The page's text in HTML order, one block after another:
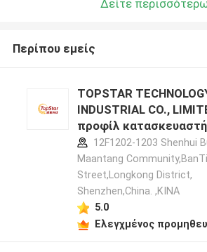
Δείτε
Περίπου εμείς
TOPSTAR
INDUSTRIAL CO.,
προφίλ κατασκευαστή
12F1202-1203 Shenhui
Maantang
Street,Longkong District,
Shenzhen,China. ,ΚΙΝΑ
5.0
Ελεγχμένος